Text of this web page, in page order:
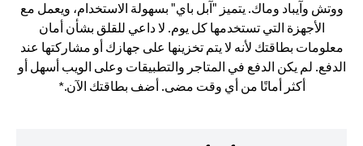
ووتش وآيباد وماك. يتميز "آبل باي" بسهولة الاستخدام، ويعمل مع
الأجهزة التي تستخدمها كل يوم. لا داعي للقلق بشأن أمان
معلومات بطاقتك لأنه لا يتم تخزينها على جهازك أو مشاركتها عند
الدفع. لم يكن الدفع في المتاجر والتطبيقات وعلى الويب أسهل أو
أكثر أمانًا من أي وقت مضى. أضف بطاقتك الآن.*